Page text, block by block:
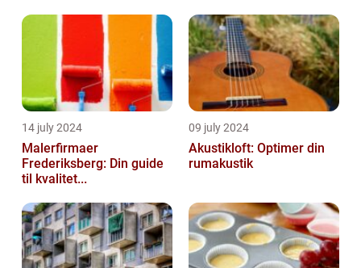
14 july 2024
Malerfirmaer
Frederiksberg: Din guide
til kvalitet...
09 july 2024
Akustikloft: Optimer din
rumakustik